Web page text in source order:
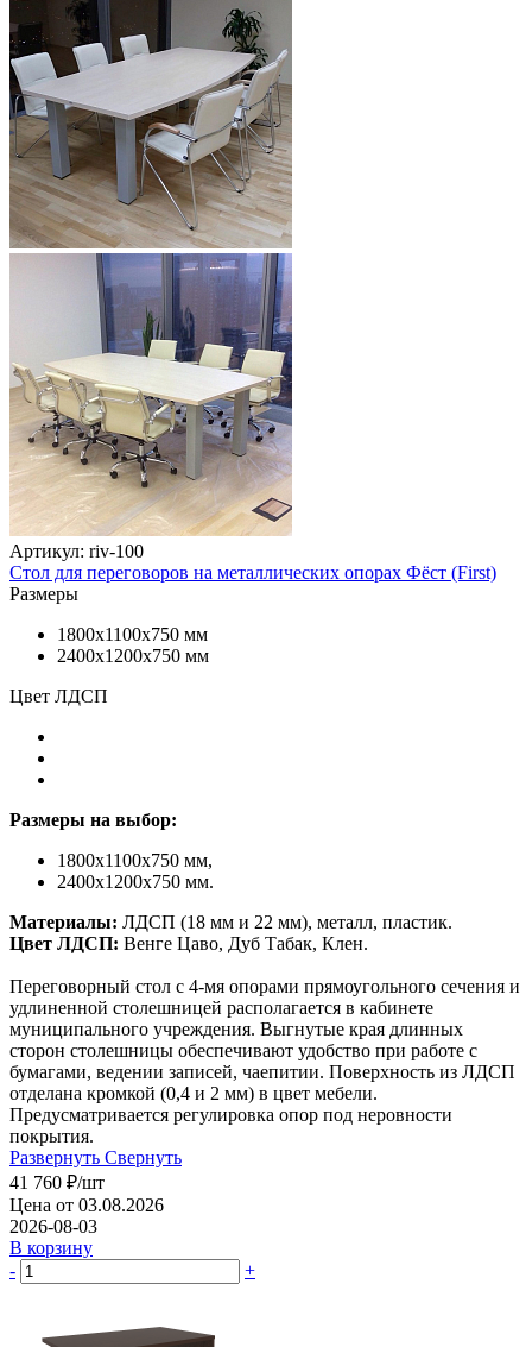
Артикул: riv-100
Стол для переговоров на металлических опорах Фёст (First)
Размеры
1800х1100х750 мм
2400х1200х750 мм
Цвет ЛДСП
Размеры на выбор:
1800х1100х750 мм,
2400х1200х750 мм.
Материалы: ЛДСП (18 мм и 22 мм), металл, пластик.
Цвет ЛДСП: Венге Цаво, Дуб Табак, Клен.
Переговорный стол с 4-мя опорами прямоугольного сечения и
удлиненной столешницей располагается в кабинете
муниципального учреждения. Выгнутые края длинных
сторон столешницы обеспечивают удобство при работе с
бумагами, ведении записей, чаепитии. Поверхность из ЛДСП
отделана кромкой (0,4 и 2 мм) в цвет мебели.
Предусматривается регулировка опор под неровности
покрытия.
Развернуть Свернуть
41 760 ₽/шт
Цена от 03.08.2026
2026-08-03
В корзину
-
+